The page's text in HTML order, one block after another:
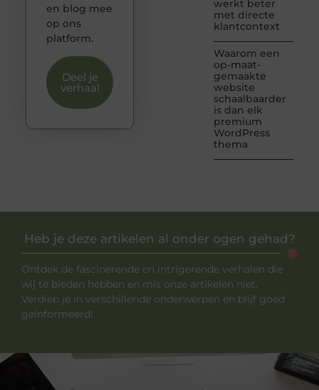
werkt beter
met directe
klantcontext
Waarom een
op-maat-
gemaakte
website
schaalbaarder
is dan elk
premium
WordPress
thema
en blog mee
op ons
platform.
Deel je
verhaal
Heb je deze artikelen al onder ogen gehad?
Ontdek de fascinerende en intrigerende verhalen die
wij te bieden hebben en mis onze artikelen niet.
Verdiep je in verschillende onderwerpen en blijf goed
geïnformeerd!